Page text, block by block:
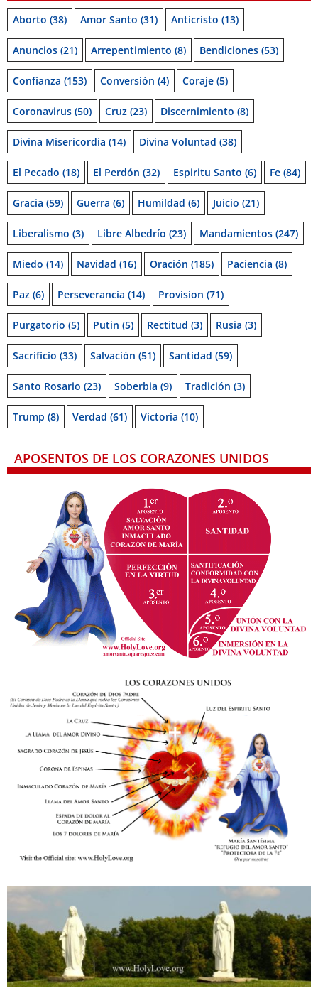
Aborto (38) Amor Santo (31) Anticristo (13)
Anuncios (21) Arrepentimiento (8) Bendiciones (53)
Confianza (153) Conversión (4) Coraje (5)
Coronavirus (50) Cruz (23) Discernimiento (8)
Divina Misericordia (14) Divina Voluntad (38)
El Pecado (18) El Perdón (32) Espiritu Santo (6) Fe (84)
Gracia (59) Guerra (6) Humildad (6) Juicio (21)
Liberalismo (3) Libre Albedrío (23) Mandamientos (247)
Miedo (14) Navidad (16) Oración (185) Paciencia (8)
Paz (6) Perseverancia (14) Provision (71)
Purgatorio (5) Putin (5) Rectitud (3) Rusia (3)
Sacrificio (33) Salvación (51) Santidad (59)
Santo Rosario (23) Soberbia (9) Tradición (3)
Trump (8) Verdad (61) Victoria (10)
APOSENTOS DE LOS CORAZONES UNIDOS